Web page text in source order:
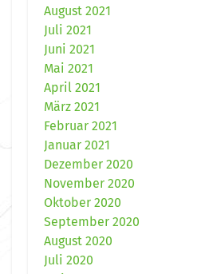
August 2021
Juli 2021
Juni 2021
Mai 2021
April 2021
März 2021
Februar 2021
Januar 2021
Dezember 2020
November 2020
Oktober 2020
September 2020
August 2020
Juli 2020